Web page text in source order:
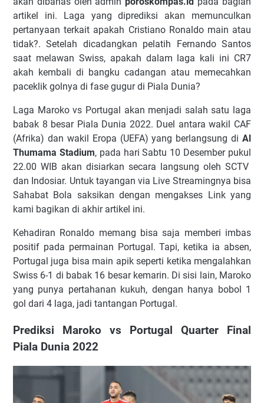
artikel ini. Laga yang diprediksi akan memunculkan
pertanyaan terkait apakah Cristiano Ronaldo main atau
tidak?. Setelah dicadangkan pelatih Fernando Santos
saat melawan Swiss, apakah dalam laga kali ini CR7
akah kembali di bangku cadangan atau memecahkan
paceklik golnya di fase gugur di Piala Dunia?
Laga Maroko vs Portugal akan menjadi salah satu laga
babak 8 besar Piala Dunia 2022. Duel antara wakil CAF
(Afrika) dan wakil Eropa (UEFA) yang berlangsung di Al
Thumama Stadium, pada hari Sabtu 10 Desember pukul
22.00 WIB akan disiarkan secara langsung oleh SCTV
dan Indosiar. Untuk tayangan via Live Streamingnya bisa
Sahabat Bola saksikan dengan mengakses Link yang
kami bagikan di akhir artikel ini.
Kehadiran Ronaldo memang bisa saja memberi imbas
positif pada permainan Portugal. Tapi, ketika ia absen,
Portugal juga bisa main apik seperti ketika mengalahkan
Swiss 6-1 di babak 16 besar kemarin. Di sisi lain, Maroko
yang punya pertahanan kukuh, dengan hanya bobol 1
gol dari 4 laga, jadi tantangan Portugal.
Prediksi Maroko vs Portugal Quarter Final
Piala Dunia 2022